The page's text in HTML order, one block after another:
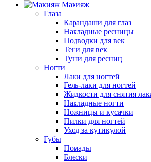
Макияж
Глаза
Карандаши для глаз
Накладные ресницы
Подводки для век
Тени для век
Туши для ресниц
Ногти
Лаки для ногтей
Гель-лаки для ногтей
Жидкости для снятия
Накладные ногти
Ножницы и кусачки
Пилки для ногтей
Уход за кутикулой
Губы
Помады
Блески